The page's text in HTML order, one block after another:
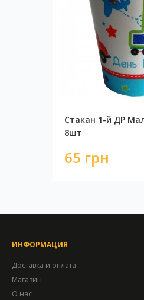
Стакан 1-й ДР
8шт
65 грн
ИНФОРМАЦИЯ
Доставка и оплата
Магазин
О нас